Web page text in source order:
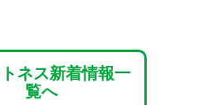
ネス新着情報一
覧へ